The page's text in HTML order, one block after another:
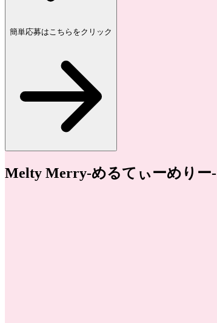
簡単応募はこちらをクリック
Melty Merry-めるてぃーめりー-